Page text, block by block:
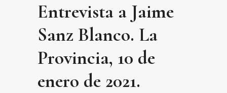
Entrevista a Jaime
Sanz Blanco. La
Provincia, 10 de
enero de 2021.